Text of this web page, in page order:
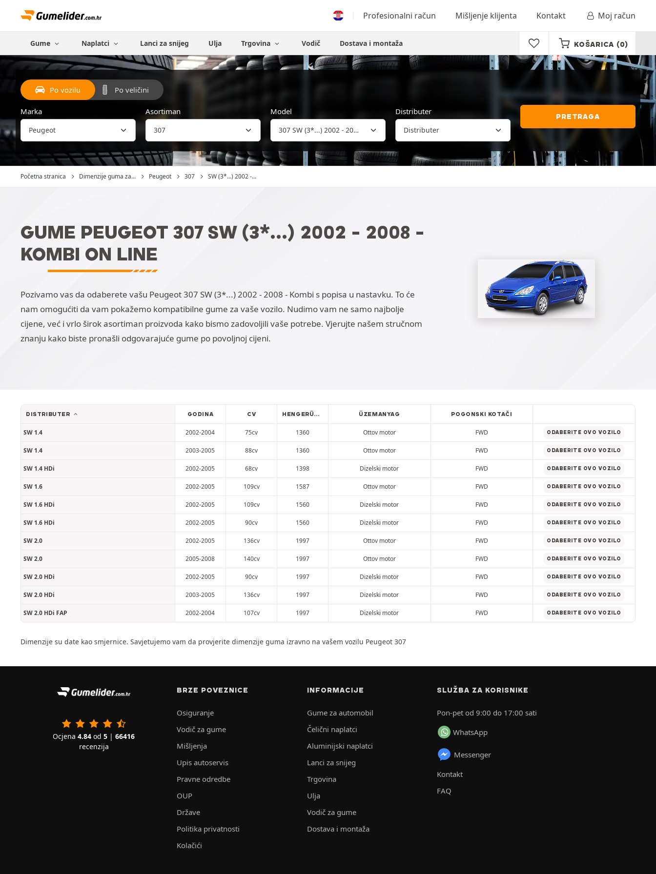
Profesionalni račun Mišljenje klijenta Kontakt Moj račun
Gume Naplatci Lanci za snijeg Ulja Trgovina Vodič Dostava i montaža KOŠARICA (0)
Po vozilu Po veličini
Marka Asortiman Model Distributer
PRETRAGA
Početna stranica Dimenzije guma za... Peugeot 307 SW (3*...) 2002 -...
GUME PEUGEOT 307 SW (3*...) 2002 - 2008 -
KOMBI ON LINE
Pozivamo vas da odaberete vašu Peugeot 307 SW (3*...) 2002 - 2008 - Kombi s popisa u nastavku. To će
nam omogućiti da vam pokažemo kompatibilne gume za vaše vozilo. Nudimo vam ne samo najbolje
cijene, već i vrlo širok asortiman proizvoda kako bismo zadovoljili vaše potrebe. Vjerujte našem stručnom
znanju kako biste pronašli odgovarajuće gume po povoljnoj cijeni.
DISTRIBUTER GODINA CV HENGERŰRTARTALOM ÜZEMANYAG POGONSKI KOTAČI
SW 1.4 2002-2004 75cv 1360 Ottov motor FWD ODABERITE OVO VOZILO
SW 1.4 2003-2005 88cv 1360 Ottov motor FWD ODABERITE OVO VOZILO
SW 1.4 HDi 2002-2005 68cv 1398 Dizelski motor FWD ODABERITE OVO VOZILO
SW 1.6 2002-2005 109cv 1587 Ottov motor FWD ODABERITE OVO VOZILO
SW 1.6 HDi 2002-2005 109cv 1560 Dizelski motor FWD ODABERITE OVO VOZILO
SW 1.6 HDi 2002-2005 90cv 1560 Dizelski motor FWD ODABERITE OVO VOZILO
SW 2.0 2002-2005 136cv 1997 Ottov motor FWD ODABERITE OVO VOZILO
SW 2.0 2005-2008 140cv 1997 Ottov motor FWD ODABERITE OVO VOZILO
SW 2.0 HDi 2002-2005 90cv 1997 Dizelski motor FWD ODABERITE OVO VOZILO
SW 2.0 HDi 2003-2005 136cv 1997 Dizelski motor FWD ODABERITE OVO VOZILO
SW 2.0 HDi FAP 2002-2004 107cv 1997 Dizelski motor FWD ODABERITE OVO VOZILO
Dimenzije su date kao smjernice. Savjetujemo vam da provjerite dimenzije guma izravno na vašem vozilu Peugeot 307
Ocjena 4.84 od 5 | 66416
recenzija
BRZE POVEZNICE
Osiguranje
Vodič za gume
Mišljenja
Upis autoservis
Pravne odredbe
OUP
Države
Politika privatnosti
Kolačići
INFORMACIJE
Gume za automobil
Čelični naplatci
Aluminijski naplatci
Lanci za snijeg
Trgovina
Ulja
Vodič za gume
Dostava i montaža
SLUŽBA ZA KORISNIKE
Pon-pet od 9:00 do 17:00 sati
WhatsApp
Messenger
Kontakt
FAQ